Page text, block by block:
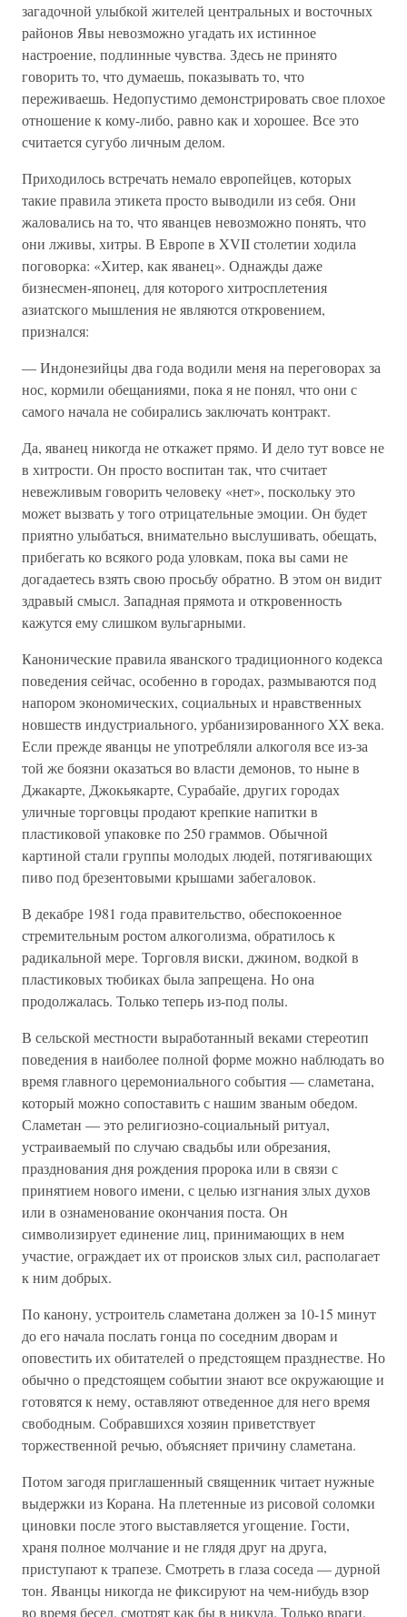
загадочной улыбкой жителей центральных и восточных
районов Явы невозможно угадать их истинное
настроение, подлинные чувства. Здесь не принято
говорить то, что думаешь, показывать то, что
переживаешь. Недопустимо демонстрировать свое плохое
отношение к кому-либо, равно как и хорошее. Все это
считается сугубо личным делом.
Приходилось встречать немало европейцев, которых
такие правила этикета просто выводили из себя. Они
жаловались на то, что яванцев невозможно понять, что
они лживы, хитры. В Европе в XVII столетии ходила
поговорка: «Хитер, как яванец». Однажды даже
бизнесмен-японец, для которого хитросплетения
азиатского мышления не являются откровением,
признался:
— Индонезийцы два года водили меня на переговорах за
нос, кормили обещаниями, пока я не понял, что они с
самого начала не собирались заключать контракт.
Да, яванец никогда не откажет прямо. И дело тут вовсе не
в хитрости. Он просто воспитан так, что считает
невежливым говорить человеку «нет», поскольку это
может вызвать у того отрицательные эмоции. Он будет
приятно улыбаться, внимательно выслушивать, обещать,
прибегать ко всякого рода уловкам, пока вы сами не
догадаетесь взять свою просьбу обратно. В этом он видит
здравый смысл. Западная прямота и откровенность
кажутся ему слишком вульгарными.
Канонические правила яванского традиционного кодекса
поведения сейчас, особенно в городах, размываются под
напором экономических, социальных и нравственных
новшеств индустриального, урбанизированного XX века.
Если прежде яванцы не употребляли алкоголя все из-за
той же боязни оказаться во власти демонов, то ныне в
Джакарте, Джокьякарте, Сурабайе, других городах
уличные торговцы продают крепкие напитки в
пластиковой упаковке по 250 граммов. Обычной
картиной стали группы молодых людей, потягивающих
пиво под брезентовыми крышами забегаловок.
В декабре 1981 года правительство, обеспокоенное
стремительным ростом алкоголизма, обратилось к
радикальной мере. Торговля виски, джином, водкой в
пластиковых тюбиках была запрещена. Но она
продолжалась. Только теперь из-под полы.
В сельской местности выработанный веками стереотип
поведения в наиболее полной форме можно наблюдать во
время главного церемониального события — сламетана,
который можно сопоставить с нашим званым обедом.
Сламетан — это религиозно-социальный ритуал,
устраиваемый по случаю свадьбы или обрезания,
празднования дня рождения пророка или в связи с
принятием нового имени, с целью изгнания злых духов
или в ознаменование окончания поста. Он
символизирует единение лиц, принимающих в нем
участие, ограждает их от происков злых сил, располагает
к ним добрых.
По канону, устроитель сламетана должен за 10-15 минут
до его начала послать гонца по соседним дворам и
оповестить их обитателей о предстоящем празднестве. Но
обычно о предстоящем событии знают все окружающие и
готовятся к нему, оставляют отведенное для него время
свободным. Собравшихся хозяин приветствует
торжественной речью, объясняет причину сламетана.
Потом загодя приглашенный священник читает нужные
выдержки из Корана. На плетенные из рисовой соломки
циновки после этого выставляется угощение. Гости,
храня полное молчание и не глядя друг на друга,
приступают к трапезе. Смотреть в глаза соседа — дурной
тон. Яванцы никогда не фиксируют на чем-нибудь взор
во время бесед, смотрят как бы в никуда. Только враги,